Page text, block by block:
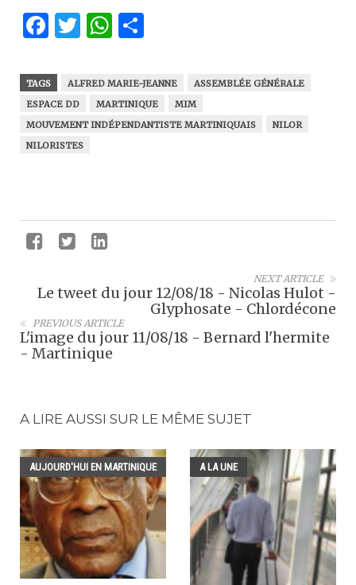
Facebook
Twitter
WhatsApp
TAGS ALFRED MARIE-JEANNE
ASSEMBLÉE GÉNÉRALE
ESPACE DD
MARTINIQUE
MIM
MOUVEMENT INDÉPENDANTISTE MARTINIQUAIS
NILOR
NILORISTES
NEXT ARTICLE
Le tweet du jour 12/08/18 - Nicolas Hulot -
Glyphosate - Chlordécone
PREVIOUS ARTICLE
L'image du jour 11/08/18 - Bernard l'hermite
- Martinique
A LIRE AUSSI SUR LE MÊME SUJET
AUJOURD'HUI EN MARTINIQUE A LA UNE